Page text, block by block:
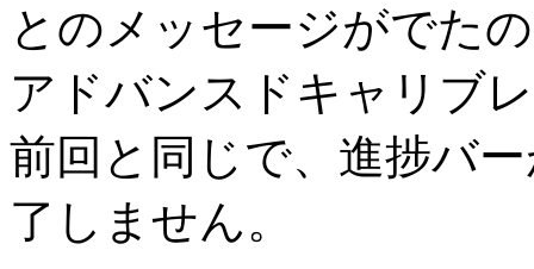
とのメッセージがでた
アドバンスドキャリブ
前回と同じで、進捗バ
了しません。